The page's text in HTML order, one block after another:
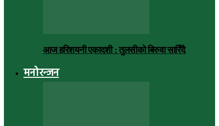
आज हरिशयनी एकादशी : तुलसीको बिरुवा सारिँदै
मनोरन्जन